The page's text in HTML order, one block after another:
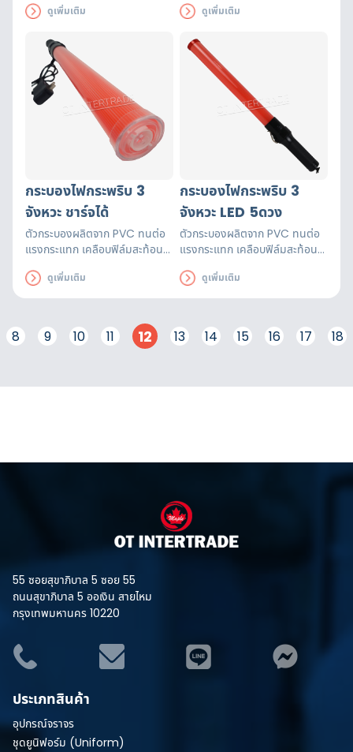
– ไฟฉาย – นกหวีด ฐานเป็นแม่
ดูเพิ่มเติม
– ไฟฉาย – นกหวีด ฐานเป็นแม่
ดูเพิ่มเติม
กระบองไฟกระพริบ 3
จังหวะ ชาร์จได้
ตัวกระบองผลิตจาก PVC ทนต่อ
แรงกระแทก เคลือบฟิล์มสะท้อน
ได้ด้วยปุ่มเดียว มีสายคล้องมือ
ดูเพิ่มเติม
กระบองไฟกระพริบ 3
จังหวะ LED 5ดวง
ตัวกระบองผลิตจาก PVC ทนต่อ
แรงกระแทก เคลือบฟิล์มสะท้อน
เพิ่มความปลอดภัยในการทำงาน
ดูเพิ่มเติม
8 9 10 11 12 13 14 15 16 17 18
55 ซอยสุขาภิบาล 5 ซอย 55
ถนนสุขาภิบาล 5 ออเงิน สายไหม
กรุงเทพมหานคร 10220
ประเภทสินค้า
อุปกรณ์จราจร
ชุดยูนิฟอร์ม (Uniform)